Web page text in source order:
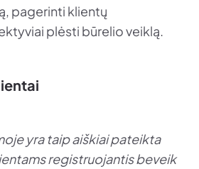
pagerinti klientų
plėsti būrelio veiklą.
yra taip aiškiai pateikta
registruojantis beveik